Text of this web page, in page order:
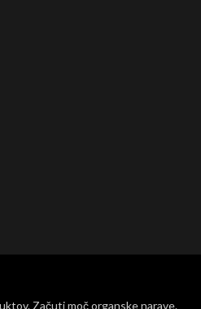
Začuti moč organske narave.